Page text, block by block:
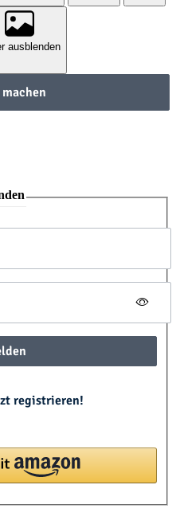
ausblenden
registrieren!